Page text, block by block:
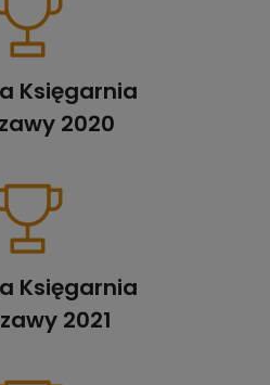
Księgarnia
2020
Księgarnia
2021